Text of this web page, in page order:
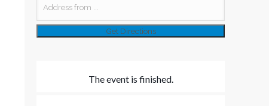
The event is finished.